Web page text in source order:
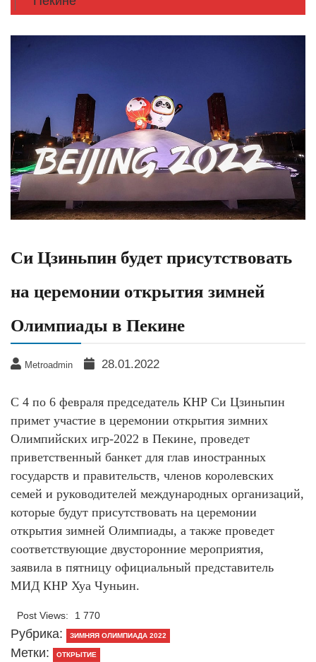
Си Цзиньпин будет присутствовать
на церемонии открытия зимней
Олимпиады в Пекине
Metroadmin 28.01.2022
С 4 по 6 февраля председатель КНР Си Цзиньпин
примет участие в церемонии открытия зимних
Олимпийских игр-2022 в Пекине, проведет
приветственный банкет для глав иностранных
государств и правительств, членов королевских
семей и руководителей международных организаций,
которые будут присутствовать на церемонии
открытия зимней Олимпиады, а также проведет
соответствующие двусторонние мероприятия,
заявила в пятницу официальный представитель
МИД КНР Хуа Чуньин.
Post Views: 1 770
Рубрика: ЗИМНЯЯ ОЛИМПИАДА 2022
Метки: ОТКРЫТИЕ